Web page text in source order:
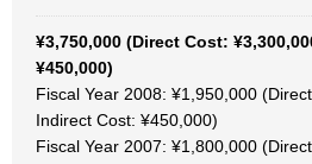
¥3,750,000 (Direct Cost:
¥450,000)
Fiscal Year 2008: ¥1,950,000
Indirect Cost: ¥450,000)
Fiscal Year 2007: ¥1,800,000